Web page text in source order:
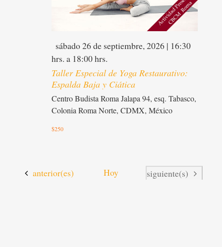
Destacado
sábado 26 de septiembre, 2026 | 16:30
hrs. a 18:00 hrs.
Taller Especial de Yoga Restaurativo:
Espalda Baja y Ciática
Centro Budista RomaJalapa 94, esq. Tabasco,
Colonia Roma Norte, CDMX, México
$250
Actividades
anterior(es) Hoy Actividades
siguiente(s)